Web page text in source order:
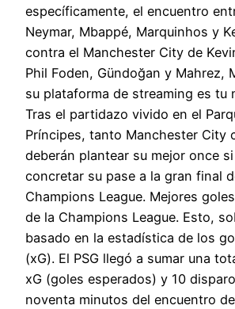
específicamente, el encuentro
Neymar, Mbappé, Marquinhos y
contra el Manchester City de
Phil Foden, Gündoğan y Mahrez,
su plataforma de streaming es tu
Tras el partidazo vivido en el
Príncipes, tanto Manchester City
deberán plantear su mejor once
concretar su pase a la gran final
Champions League. Mejores
de la Champions League. Esto,
basado en la estadística de los
(xG). El PSG llegó a sumar una
xG (goles esperados) y 10
noventa minutos del encuentro